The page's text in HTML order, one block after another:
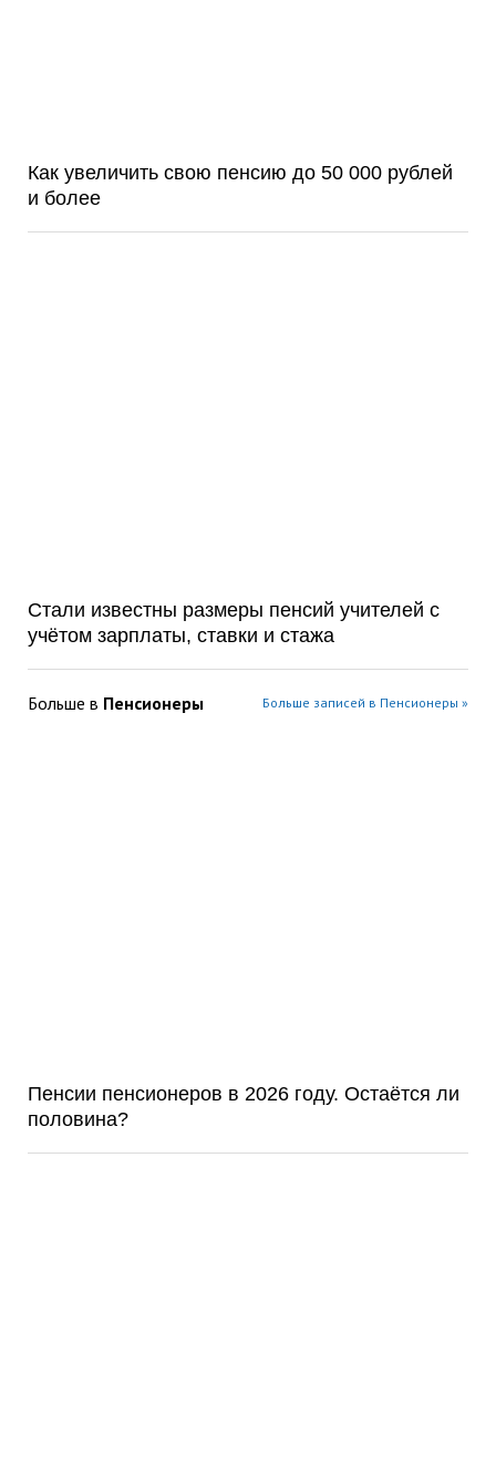
Как увеличить свою пенсию до 50 000 рублей
и более
Стали известны размеры пенсий учителей с
учётом зарплаты, ставки и стажа
Больше в Пенсионеры Больше записей в Пенсионеры »
Пенсии пенсионеров в 2026 году. Остаётся ли
половина?